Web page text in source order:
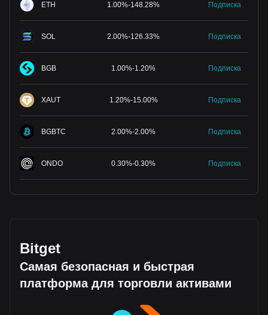
ETH 1.00%-148.28% Подписка
SOL 2.00%-126.33% Подписка
BGB 1.00%-1.20% Подписка
XAUT 1.20%-15.00% Подписка
BGBTC 2.00%-2.00% Подписка
ONDO 0.30%-0.30% Подписка
Bitget
Самая безопасная и быстрая
платформа для торговли активами